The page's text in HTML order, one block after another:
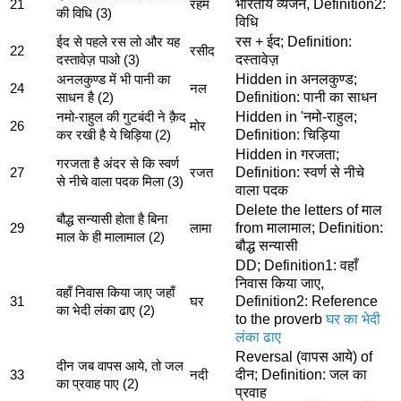
21
की विधि (3)
रहम
भारतीय व्यंजन, Definition2:
विधि
22
ईद से पहले रस लो और यह
दस्तावेज़ पाओ (3)
रसीद
रस + ईद; Definition:
दस्तावेज़
24
अनलकुण्ड में भी पानी का
साधन है (2)
नल
Hidden in अनलकुण्ड;
Definition: पानी का साधन
26
नमो-राहुल की गुटबंदी ने क़ैद
कर रखी है ये चिड़िया (2)
मोर
Hidden in 'नमो-राहुल;
Definition: चिड़िया
27
गरजता है अंदर से कि स्वर्ण
से नीचे वाला पदक मिला (3)
रजत
Hidden in गरजता;
Definition: स्वर्ण से नीचे
वाला पदक
29
बौद्ध सन्यासी होता है बिना
माल के ही मालामाल (2)
लामा
Delete the letters of माल
from मालामाल; Definition:
बौद्ध सन्यासी
31
वहाँ निवास किया जाए जहाँ
का भेदी लंका ढाए (2)
घर
DD; Definition1: वहाँ
निवास किया जाए,
Definition2: Reference
to the proverbघर का भेदी
लंका ढाए
33
दीन जब वापस आये, तो जल
का प्रवाह पाए (2)
नदी
Reversal (वापस आये) of
दीन; Definition: जल का
प्रवाह